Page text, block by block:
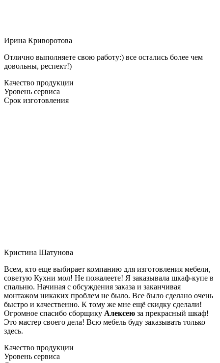
Ирина Криворотова
Отлично выполняете свою работу:) все остались более чем
довольны, респект!)
Качество продукции
Уровень сервиса
Срок изготовления
Кристина Шатунова
Всем, кто еще выбирает компанию для изготовления мебели,
советую Кухни мол! Не пожалеете! Я заказывала шкаф-купе в
спальню. Начиная с обсуждения заказа и заканчивая
монтажом никаких проблем не было. Все было сделано очень
быстро и качественно. К тому же мне ещё скидку сделали!
Огромное спасибо сборщику Алексею за прекрасный шкаф!
Это мастер своего дела! Всю мебель буду заказывать только
здесь.
Качество продукции
Уровень сервиса